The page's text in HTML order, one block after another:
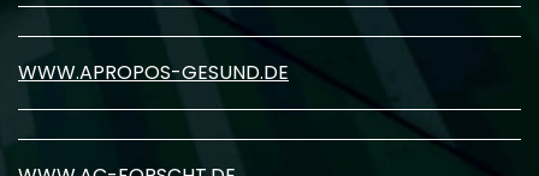
WWW.APROPOS-GESUND.DE